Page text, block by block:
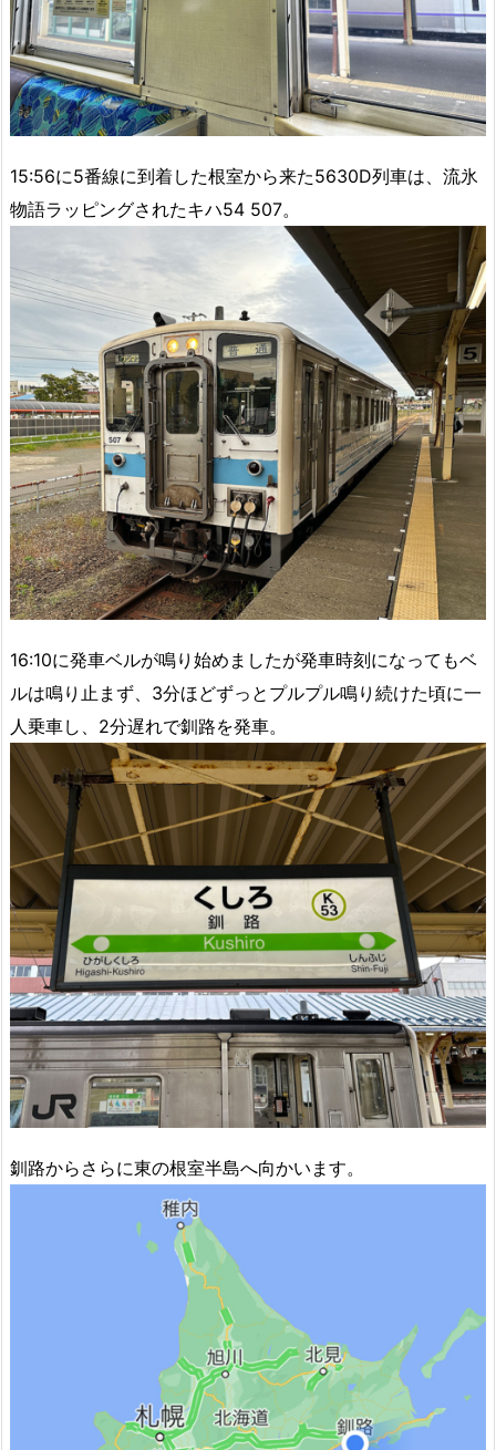
15:56に5番線に到着した根室から来た5630D列車は、流氷
物語ラッピングされたキハ54 507。
16:10に発車ベルが鳴り始めましたが発車時刻になってもベ
ルは鳴り止まず、3分ほどずっとプルプル鳴り続けた頃に一
人乗車し、2分遅れで釧路を発車。
釧路からさらに東の根室半島へ向かいます。